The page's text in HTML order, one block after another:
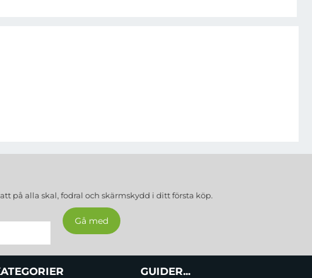
på alla skal, fodral och skärmskydd i ditt första köp.
GUIDER...